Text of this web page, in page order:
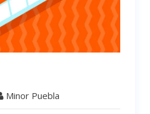
Minor Puebla